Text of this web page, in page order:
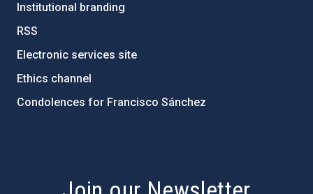
Institutional branding
RSS
Electronic services site
Ethics channel
Condolences for Francisco Sánchez